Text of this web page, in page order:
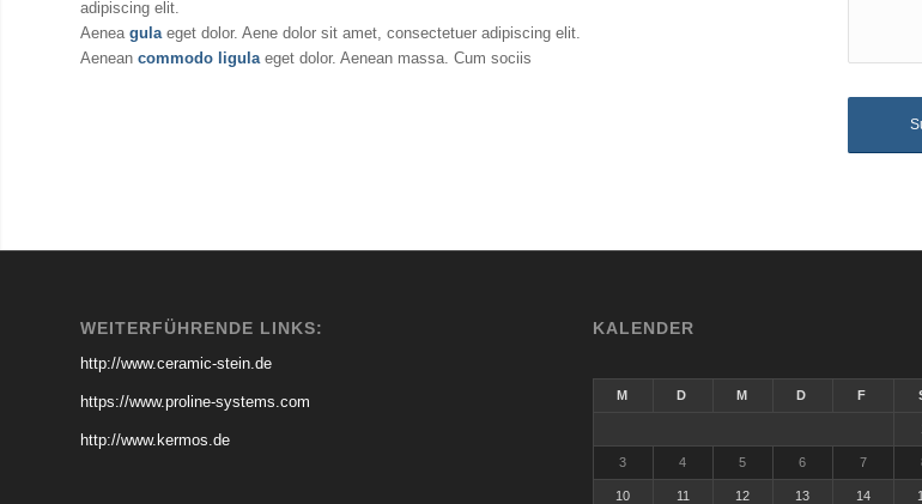
adipiscing elit.
Aenea gula eget dolor. Aene dolor sit amet, consectetuer adipiscing elit.
Aenean commodo ligula eget dolor. Aenean massa. Cum sociis
WEITERFÜHRENDE LINKS:
http://www.ceramic-stein.de
https://www.proline-systems.com
http://www.kermos.de
KALENDER
M D M D F
3 4 5 6 7
10 11 12 13 14